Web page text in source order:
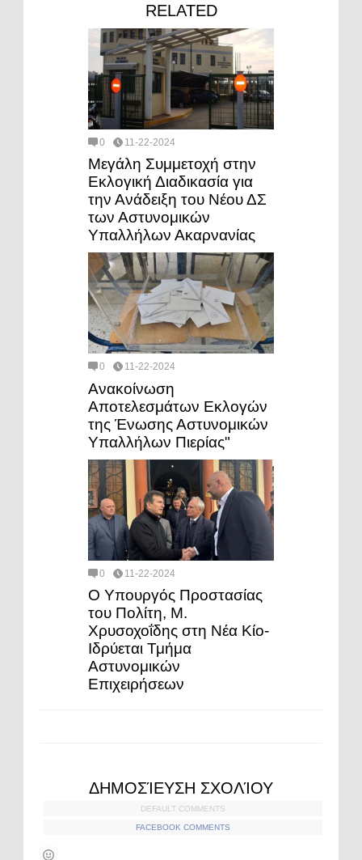
RELATED
0 11-22-2024
Μεγάλη Συμμετοχή στην
Εκλογική Διαδικασία για
την Ανάδειξη του Νέου ΔΣ
των Αστυνομικών
Υπαλλήλων Ακαρνανίας
0 11-22-2024
Ανακοίνωση
Αποτελεσμάτων Εκλογών
της Ένωσης Αστυνομικών
Υπαλλήλων Πιερίας"
0 11-22-2024
Ο Υπουργός Προστασίας
του Πολίτη, Μ.
Χρυσοχοΐδης στη Νέα Κίο-
Ιδρύεται Τμήμα
Αστυνομικών
Επιχειρήσεων
ΔΗΜΟΣΊΕΥΣΗ ΣΧΟΛΊΟΥ
DEFAULT COMMENTS
FACEBOOK COMMENTS